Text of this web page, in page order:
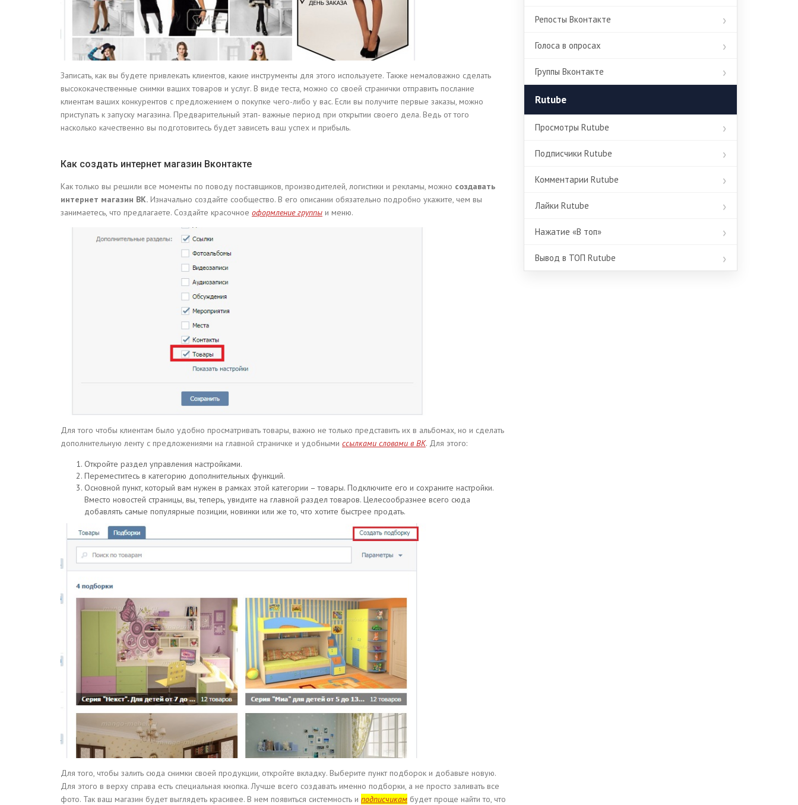
Записать, как вы будете привлекать клиентов, какие инструменты для этого используете. Также немаловажно сделать
высококачественные снимки ваших товаров и услуг. В виде теста, можно со своей странички отправить послание
клиентам ваших конкурентов с предложением о покупке чего-либо у вас. Если вы получите первые заказы, можно
приступать к запуску магазина. Предварительный этап- важные период при открытии своего дела. Ведь от того
насколько качественно вы подготовитесь будет зависеть ваш успех и прибыль.
Как создать интернет магазин Вконтакте
Как только вы решили все моменты по поводу поставщиков, производителей, логистики и рекламы, можно создавать
интернет магазин ВК. Изначально создайте сообщество. В его описании обязательно подробно укажите, чем вы
занимаетесь, что предлагаете. Создайте красочное оформление группы и меню.
Для того чтобы клиентам было удобно просматривать товары, важно не только представить их в альбомах, но и сделать
дополнительную ленту с предложениями на главной страничке и удобными ссылками словами в ВК. Для этого:
Откройте раздел управления настройками.
Переместитесь в категорию дополнительных функций.
Основной пункт, который вам нужен в рамках этой категории – товары. Подключите его и сохраните настройки.
Вместо новостей страницы, вы, теперь, увидите на главной раздел товаров. Целесообразнее всего сюда
добавлять самые популярные позиции, новинки или же то, что хотите быстрее продать.
Для того, чтобы залить сюда снимки своей продукции, откройте вкладку. Выберите пункт подборок и добавьте новую.
Для этого в верху справа есть специальная кнопка. Лучше всего создавать именно подборки, а не просто заливать все
фото. Так ваш магазин будет выглядеть красивее. В нем появиться системность и подписчикам будет проще найти то, что
Репосты Вконтакте
Голоса в опросах
Группы Вконтакте
Rutube
Просмотры Rutube
Подписчики Rutube
Комментарии Rutube
Лайки Rutube
Нажатие «В топ»
Вывод в ТОП Rutube